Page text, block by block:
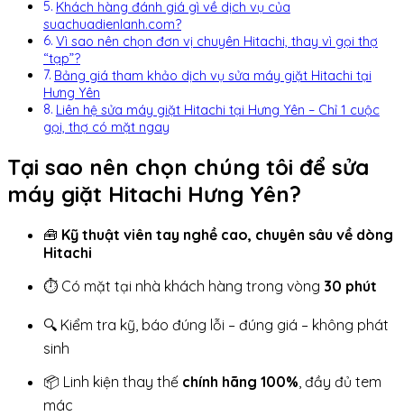
Khách hàng đánh giá gì về dịch vụ của
suachuadienlanh.com?
Vì sao nên chọn đơn vị chuyên Hitachi, thay vì gọi thợ
“tạp”?
Bảng giá tham khảo dịch vụ sửa máy giặt Hitachi tại
Hưng Yên
Liên hệ sửa máy giặt Hitachi tại Hưng Yên – Chỉ 1 cuộc
gọi, thợ có mặt ngay
Tại sao nên chọn chúng tôi để sửa
máy giặt Hitachi Hưng Yên?
🧰 Kỹ thuật viên tay nghề cao, chuyên sâu về dòng
Hitachi
⏱️ Có mặt tại nhà khách hàng trong vòng 30 phút
🔍 Kiểm tra kỹ, báo đúng lỗi – đúng giá – không phát
sinh
📦 Linh kiện thay thế chính hãng 100%, đầy đủ tem
mác